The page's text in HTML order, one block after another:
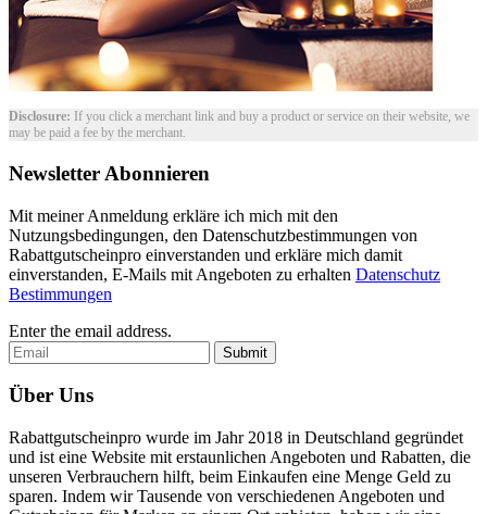
Disclosure: If you click a merchant link and buy a product or service on their website, we
may be paid a fee by the merchant.
Newsletter Abonnieren
Mit meiner Anmeldung erkläre ich mich mit den
Nutzungsbedingungen, den Datenschutzbestimmungen von
Rabattgutscheinpro einverstanden und erkläre mich damit
einverstanden, E-Mails mit Angeboten zu erhalten Datenschutz
Bestimmungen
Enter the email address.
Submit
Über Uns
Rabattgutscheinpro wurde im Jahr 2018 in Deutschland gegründet
und ist eine Website mit erstaunlichen Angeboten und Rabatten, die
unseren Verbrauchern hilft, beim Einkaufen eine Menge Geld zu
sparen. Indem wir Tausende von verschiedenen Angeboten und